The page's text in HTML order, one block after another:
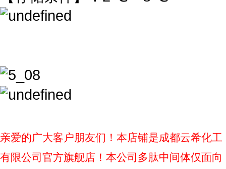
亲爱的广大客户朋友们！本店铺是成都云希化工
有限公司官方旗舰店！本公司多肽中间体仅面向